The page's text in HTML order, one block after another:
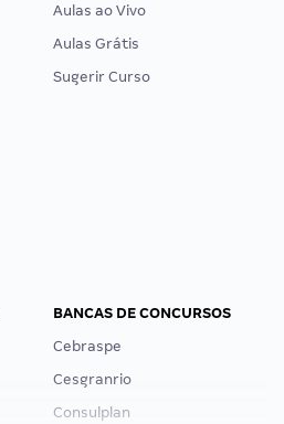
Aulas ao Vivo
Aulas Grátis
Sugerir Curso
BANCAS DE CONCURSOS
Cebraspe
Cesgranrio
Consulplan